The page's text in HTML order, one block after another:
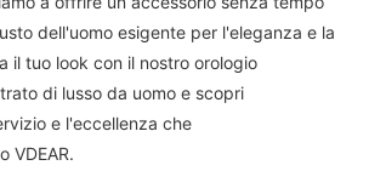
dell'uomo esigente per l'eleganza e la
il tuo look con il nostro orologio
di lusso da uomo e scopri
e l'eccellenza che
VDEAR.